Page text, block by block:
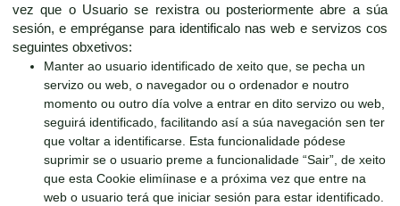
vez que o Usuario se rexistra ou posteriormente abre a súa
sesión, e empréganse para identificalo nas web e servizos cos
seguintes obxetivos:
Manter ao usuario identificado de xeito que, se pecha un
servizo ou web, o navegador ou o ordenador e noutro
momento ou outro día volve a entrar en dito servizo ou web,
seguirá identificado, facilitando así a súa navegación sen ter
que voltar a identificarse. Esta funcionalidade pódese
suprimir se o usuario preme a funcionalidade “Sair”, de xeito
que esta Cookie elimíinase e a próxima vez que entre na
web o usuario terá que iniciar sesión para estar identificado.